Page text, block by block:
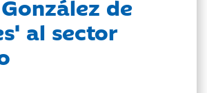
de
al sector